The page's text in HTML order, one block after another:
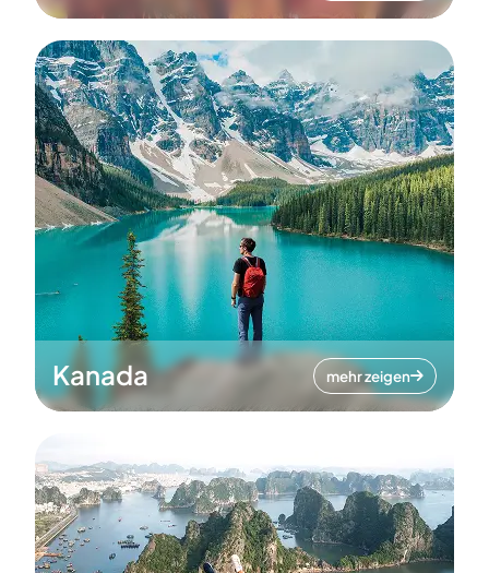
Kanada mehr zeigen